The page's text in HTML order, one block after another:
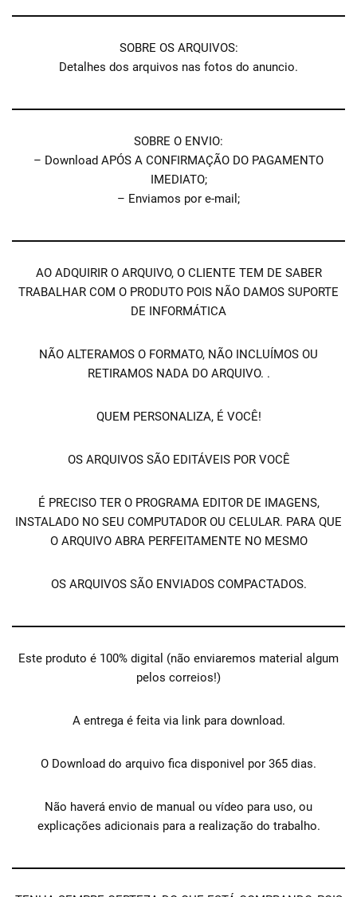
SOBRE OS ARQUIVOS:
Detalhes dos arquivos nas fotos do anuncio.
SOBRE O ENVIO:
– Download APÓS A CONFIRMAÇÃO DO PAGAMENTO
IMEDIATO;
– Enviamos por e-mail;
AO ADQUIRIR O ARQUIVO, O CLIENTE TEM DE SABER
TRABALHAR COM O PRODUTO POIS NÃO DAMOS SUPORTE
DE INFORMÁTICA
NÃO ALTERAMOS O FORMATO, NÃO INCLUÍMOS OU
RETIRAMOS NADA DO ARQUIVO. .
QUEM PERSONALIZA, É VOCÊ!
OS ARQUIVOS SÃO EDITÁVEIS POR VOCÊ
É PRECISO TER O PROGRAMA EDITOR DE IMAGENS,
INSTALADO NO SEU COMPUTADOR OU CELULAR. PARA QUE
O ARQUIVO ABRA PERFEITAMENTE NO MESMO
OS ARQUIVOS SÃO ENVIADOS COMPACTADOS.
Este produto é 100% digital (não enviaremos material algum
pelos correios!)
A entrega é feita via link para download.
O Download do arquivo fica disponivel por 365 dias.
Não haverá envio de manual ou vídeo para uso, ou
explicações adicionais para a realização do trabalho.